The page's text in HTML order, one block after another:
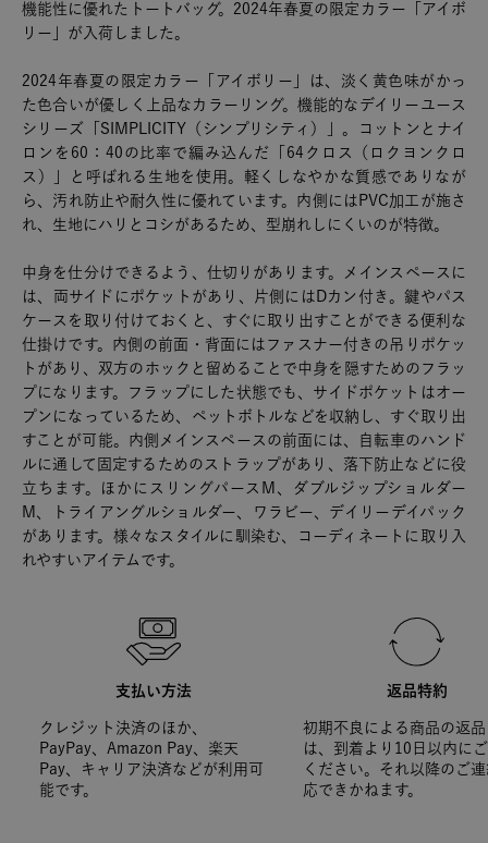
機能性に優れたトートバッグ。2024年春夏の限定カラー「アイボ
リー」が入荷しました。
2024年春夏の限定カラー「アイボリー」は、淡く黄色味がかっ
た色合いが優しく上品なカラーリング。機能的なデイリーユース
シリーズ「SIMPLICITY（シンプリシティ）」。コットンとナイ
ロンを60：40の比率で編み込んだ「64クロス（ロクヨンクロ
ス）」と呼ばれる生地を使用。軽くしなやかな質感でありなが
ら、汚れ防止や耐久性に優れています。内側にはPVC加工が施さ
れ、生地にハリとコシがあるため、型崩れしにくいのが特徴。
中身を仕分けできるよう、仕切りがあります。メインスペースに
は、両サイドにポケットがあり、片側にはDカン付き。鍵やパス
ケースを取り付けておくと、すぐに取り出すことができる便利な
仕掛けです。内側の前面・背面にはファスナー付きの吊りポケッ
トがあり、双方のホックと留めることで中身を隠すためのフラッ
プになります。フラップにした状態でも、サイドポケットはオー
プンになっているため、ペットボトルなどを収納し、すぐ取り出
すことが可能。内側メインスペースの前面には、自転車のハンド
ルに通して固定するためのストラップがあり、落下防止などに役
立ちます。ほかにスリングパースM、ダブルジップショルダー
M、トライアングルショルダー、ワラビー、デイリーデイパック
があります。様々なスタイルに馴染む、コーディネートに取り入
れやすいアイテムです。
支払い方法
クレジット決済のほか、
PayPay、Amazon Pay、楽天
Pay、キャリア決済などが利用可
能です。
返品特約
初期不良による商品の返
は、到着より10日以内に
ください。それ以降のご
応できかねます。